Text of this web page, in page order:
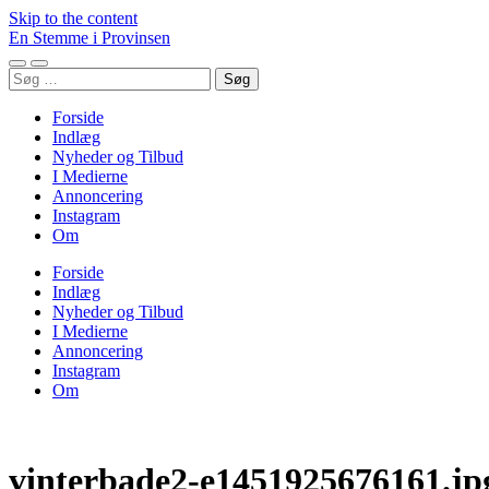
Skip to the content
En Stemme i Provinsen
Toggle
mobile
Toggle
search
Søg
efter:
Forside
Indlæg
Nyheder og Tilbud
I Medierne
Annoncering
Instagram
Om
Forside
Indlæg
Nyheder og Tilbud
I Medierne
Annoncering
Instagram
Om
vinterbade2-